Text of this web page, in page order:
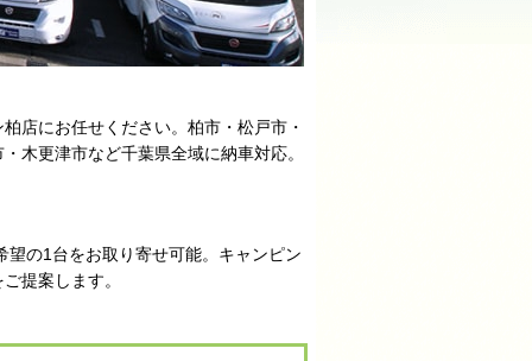
店にお任せください。柏市・松戸市・
木更津市など千葉県全域に納車対応。
の1台をお取り寄せ可能。キャンピン
提案します。